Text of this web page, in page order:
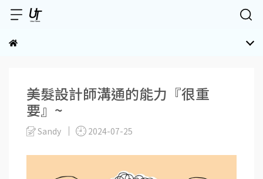
美髮設計師溝通的能力『很重
要』~
Sandy 2024-07-25